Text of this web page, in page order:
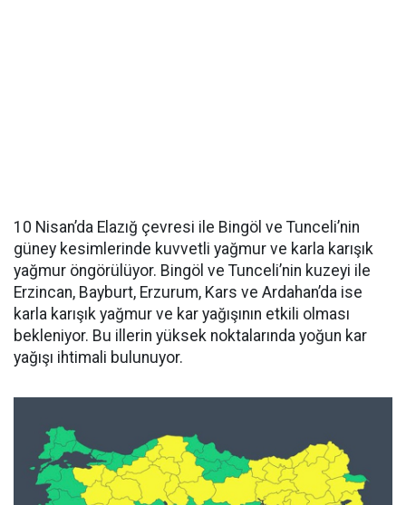
10 Nisan’da Elazığ çevresi ile Bingöl ve Tunceli’nin
güney kesimlerinde kuvvetli yağmur ve karla karışık
yağmur öngörülüyor. Bingöl ve Tunceli’nin kuzeyi ile
Erzincan, Bayburt, Erzurum, Kars ve Ardahan’da ise
karla karışık yağmur ve kar yağışının etkili olması
bekleniyor. Bu illerin yüksek noktalarında yoğun kar
yağışı ihtimali bulunuyor.